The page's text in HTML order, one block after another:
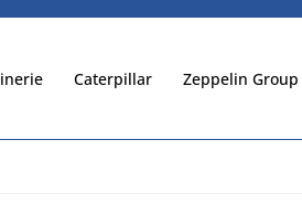
Caterpillar Zeppelin Group